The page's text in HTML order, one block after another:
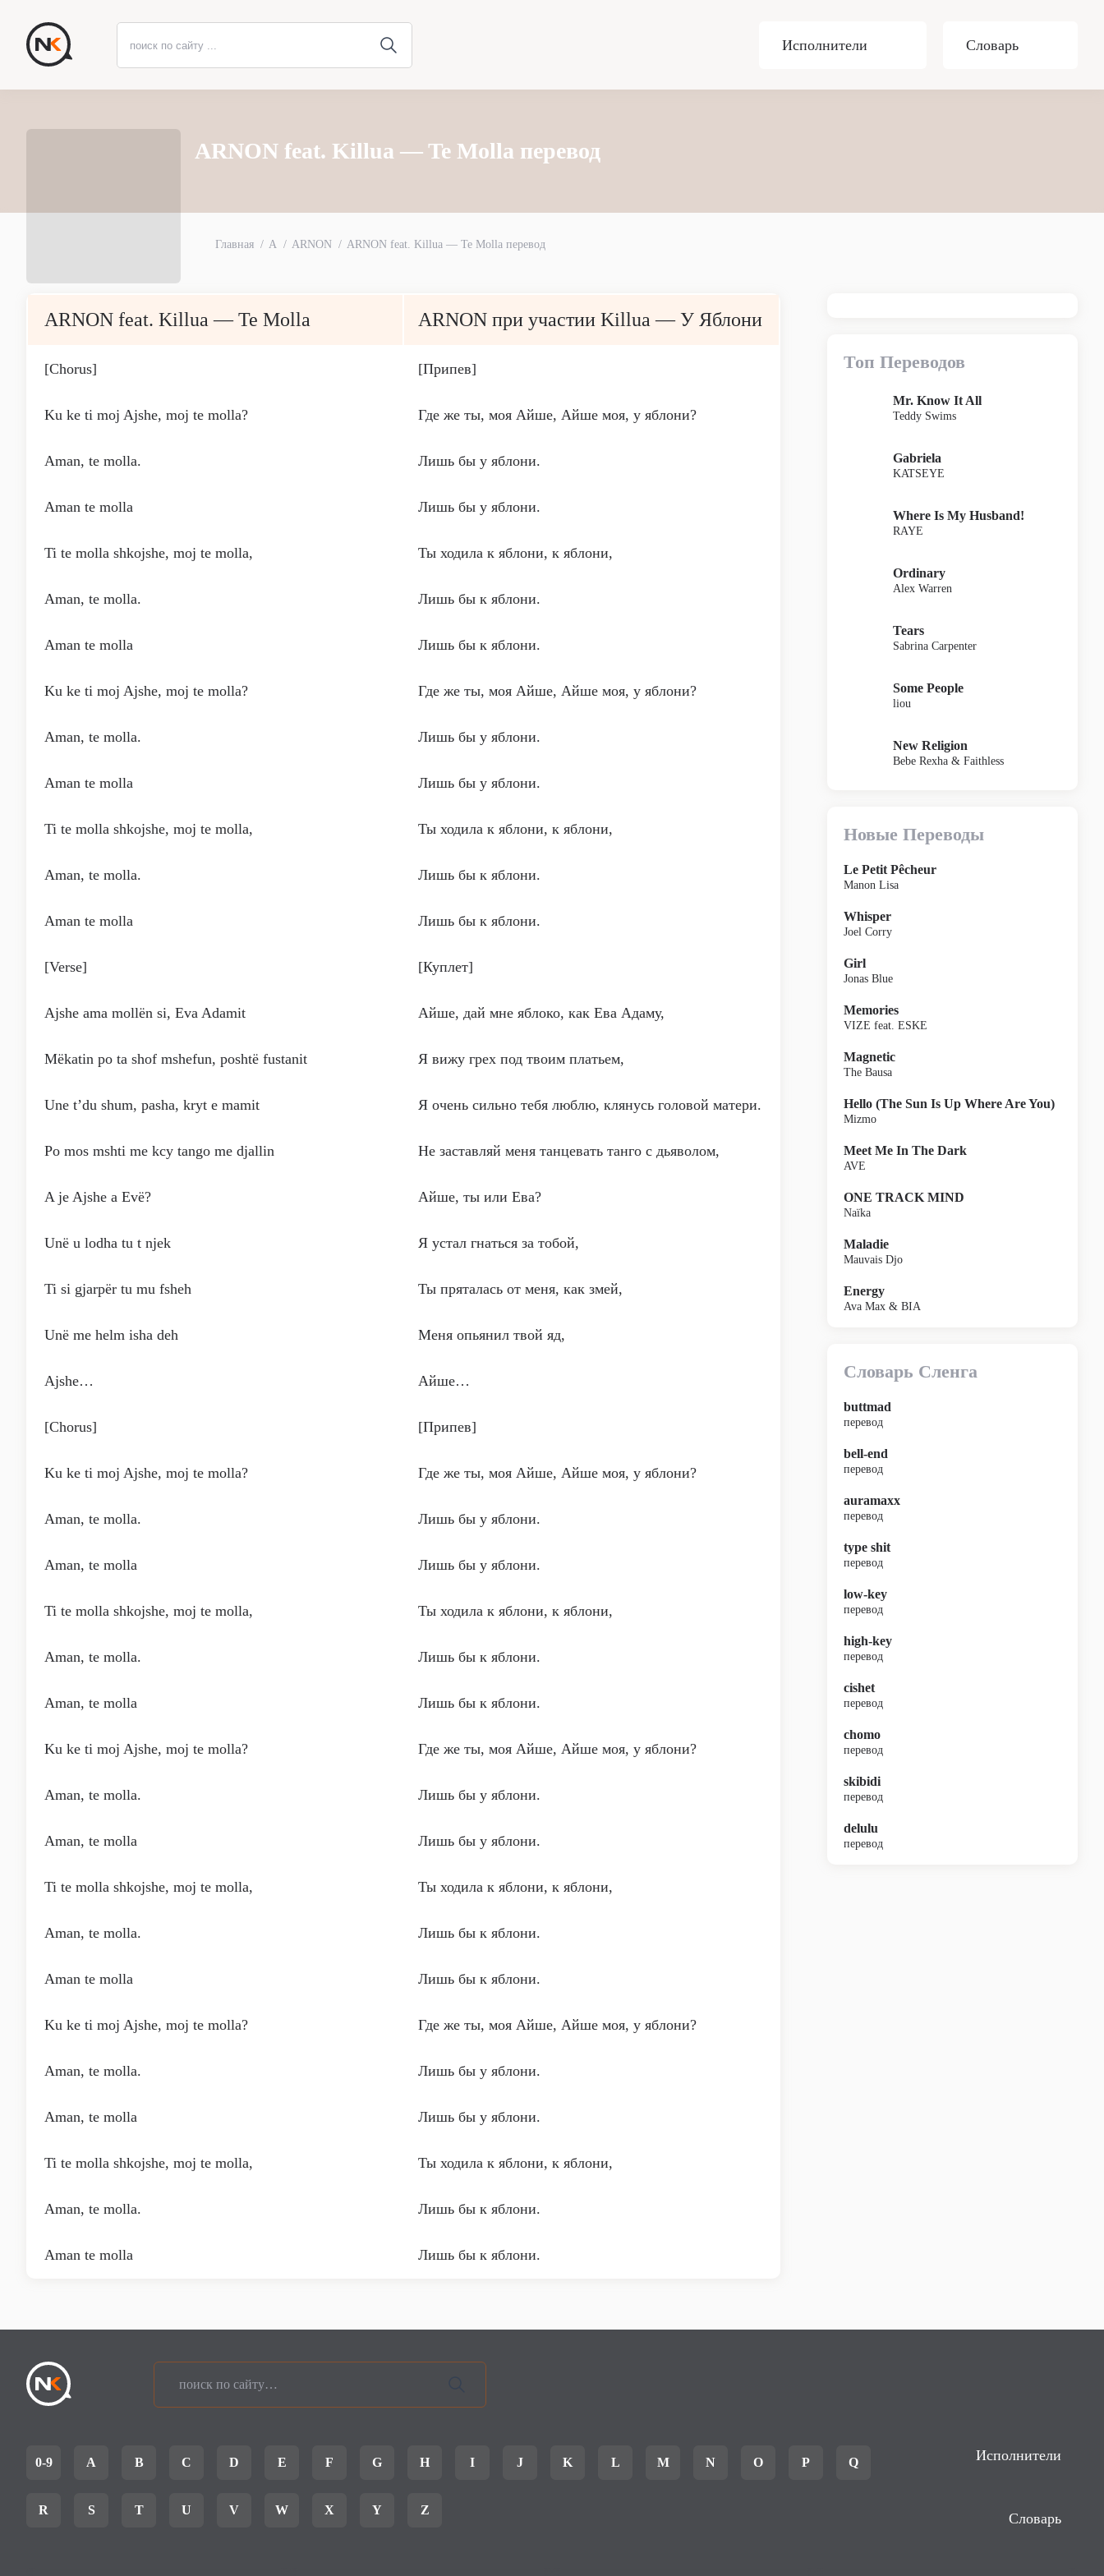
Исполнители Словарь
ARNON feat. Killua — Te Molla перевод
Главная A ARNON ARNON feat. Killua — Te Molla перевод
ARNON feat. Killua — Te Molla ARNON при участии Killua — У Яблони
[Chorus] [Припев]
Ku ke ti moj Ajshe, moj te molla? Где же ты, моя Айше, Айше моя, у яблони?
Aman, te molla. Лишь бы у яблони.
Aman te molla Лишь бы у яблони.
Ti te molla shkojshe, moj te molla, Ты ходила к яблони, к яблони,
Aman, te molla. Лишь бы к яблони.
Aman te molla Лишь бы к яблони.
Ku ke ti moj Ajshe, moj te molla? Где же ты, моя Айше, Айше моя, у яблони?
Aman, te molla. Лишь бы у яблони.
Aman te molla Лишь бы у яблони.
Ti te molla shkojshe, moj te molla, Ты ходила к яблони, к яблони,
Aman, te molla. Лишь бы к яблони.
Aman te molla Лишь бы к яблони.
[Verse] [Куплет]
Ajshe ama mollën si, Eva Adamit Айше, дай мне яблоко, как Ева Адаму,
Mëkatin po ta shof mshefun, poshtë fustanit Я вижу грех под твоим платьем,
Une t’du shum, pasha, kryt e mamit Я очень сильно тебя люблю, клянусь головой матери.
Po mos mshti me kcy tango me djallin Не заставляй меня танцевать танго с дьяволом,
A je Ajshe a Evë? Айше, ты или Ева?
Unë u lodha tu t njek Я устал гнаться за тобой,
Ti si gjarpër tu mu fsheh Ты пряталась от меня, как змей,
Unë me helm isha deh Меня опьянил твой яд,
Ajshe… Айше…
[Chorus] [Припев]
Ku ke ti moj Ajshe, moj te molla? Где же ты, моя Айше, Айше моя, у яблони?
Aman, te molla. Лишь бы у яблони.
Aman, te molla Лишь бы у яблони.
Ti te molla shkojshe, moj te molla, Ты ходила к яблони, к яблони,
Aman, te molla. Лишь бы к яблони.
Aman, te molla Лишь бы к яблони.
Ku ke ti moj Ajshe, moj te molla? Где же ты, моя Айше, Айше моя, у яблони?
Aman, te molla. Лишь бы у яблони.
Aman, te molla Лишь бы у яблони.
Ti te molla shkojshe, moj te molla, Ты ходила к яблони, к яблони,
Aman, te molla. Лишь бы к яблони.
Aman te molla Лишь бы к яблони.
Ku ke ti moj Ajshe, moj te molla? Где же ты, моя Айше, Айше моя, у яблони?
Aman, te molla. Лишь бы у яблони.
Aman, te molla Лишь бы у яблони.
Ti te molla shkojshe, moj te molla, Ты ходила к яблони, к яблони,
Aman, te molla. Лишь бы к яблони.
Aman te molla Лишь бы к яблони.
Топ Переводов
Mr. Know It All
Teddy Swims
Gabriela
KATSEYE
Where Is My Husband!
RAYE
Ordinary
Alex Warren
Tears
Sabrina Carpenter
Some People
liou
New Religion
Bebe Rexha & Faithless
Новые Переводы
Le Petit Pêcheur
Manon Lisa
Whisper
Joel Corry
Girl
Jonas Blue
Memories
VIZE feat. ESKE
Magnetic
The Bausa
Hello (The Sun Is Up Where Are You)
Mizmo
Meet Me In The Dark
AVE
ONE TRACK MIND
Naïka
Maladie
Mauvais Djo
Energy
Ava Max & BIA
Словарь Сленга
buttmad
перевод
bell-end
перевод
auramaxx
перевод
type shit
перевод
low-key
перевод
high-key
перевод
cishet
перевод
chomo
перевод
skibidi
перевод
delulu
перевод
0-9 A B C D E F G H I J K L M N O P Q
R S T U V W X Y Z
Исполнители
Словарь